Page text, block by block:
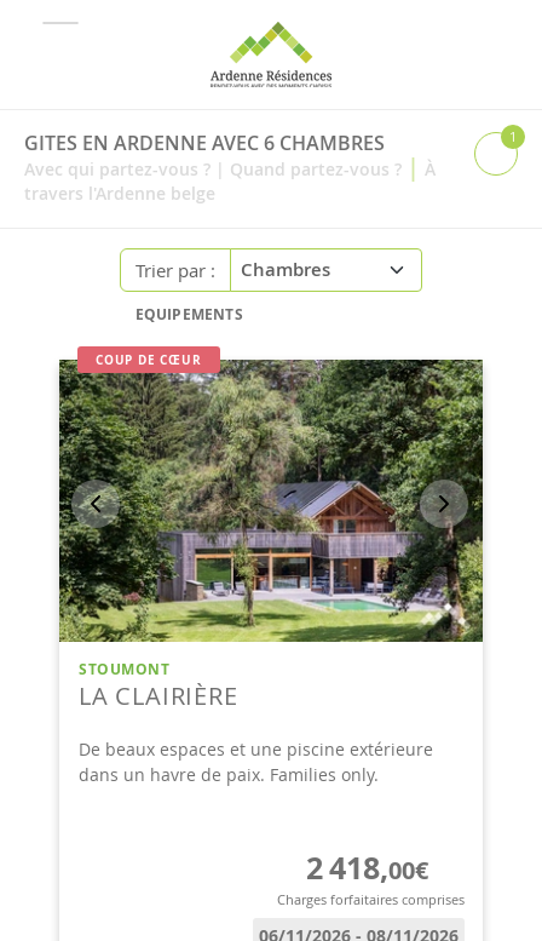
GITES EN ARDENNE AVEC 6 CHAMBRES
Avec qui partez-vous ? | Quand partez-vous ? | À
travers l'Ardenne belge
1
Trier par :
EQUIPEMENTS